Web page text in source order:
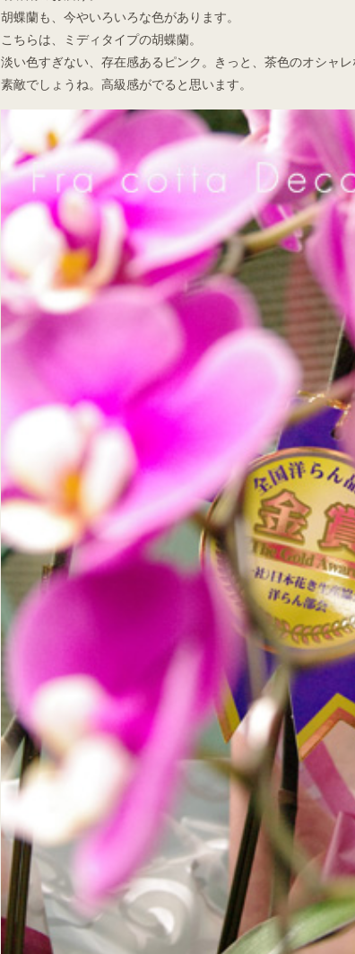
胡蝶蘭も、今やいろいろな色があります。
こちらは、ミディタイプの胡蝶蘭。
淡い色すぎない、存在感あるピンク。きっと、茶色のオシャ
素敵でしょうね。高級感がでると思います。